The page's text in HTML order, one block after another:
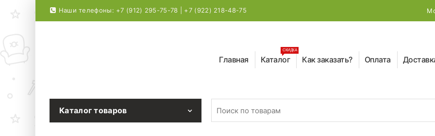
Наши телефоны: +7 (912) 295-75-78 | +7 (922) 218-48-75
Главная Каталог
СКИДКА
Как заказать? Оплата
Каталог товаров